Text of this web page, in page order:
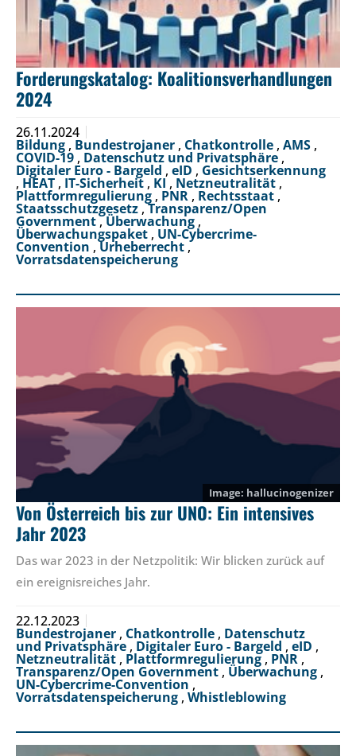
Forderungskatalog: Koalitionsverhandlungen
2024
26.11.2024
Bildung , Bundestrojaner , Chatkontrolle , AMS ,
COVID-19 , Datenschutz und Privatsphäre ,
Digitaler Euro - Bargeld , eID , Gesichtserkennung
, HEAT , IT-Sicherheit , KI , Netzneutralität ,
Plattformregulierung , PNR , Rechtsstaat ,
Staatsschutzgesetz ,Transparenz/Open
Government,Überwachung ,
Überwachungspaket , UN-Cybercrime-
Convention ,Urheberrecht ,
Vorratsdatenspeicherung
hallucinogenizer
Von Österreich bis zur UNO: Ein intensives
Jahr 2023
Das war 2023 in der Netzpolitik: Wir blicken zurück auf
ein ereignisreiches Jahr.
22.12.2023
Bundestrojaner , Chatkontrolle , Datenschutz
und Privatsphäre , Digitaler Euro - Bargeld , eID ,
Netzneutralität , Plattformregulierung, PNR ,
Transparenz/Open Government , Überwachung ,
UN-Cybercrime-Convention ,
Vorratsdatenspeicherung , Whistleblowing